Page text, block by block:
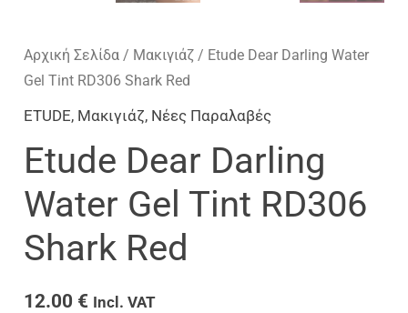
Αρχική Σελίδα / Μακιγιάζ / Etude Dear Darling Water
Gel Tint RD306 Shark Red
ETUDE, Μακιγιάζ, Νέες Παραλαβές
Etude Dear Darling
Water Gel Tint RD306
Shark Red
12.00 € Incl. VAT